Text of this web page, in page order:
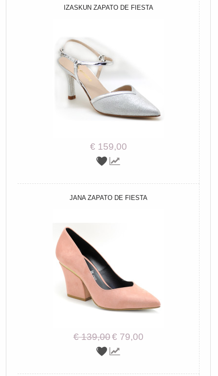
IZASKUN ZAPATO DE FIESTA
€ 159,00
JANA ZAPATO DE FIESTA
€ 139,00€ 79,00